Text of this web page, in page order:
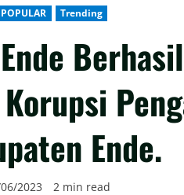
POPULAR Trending
Ende.
2023 2 min read